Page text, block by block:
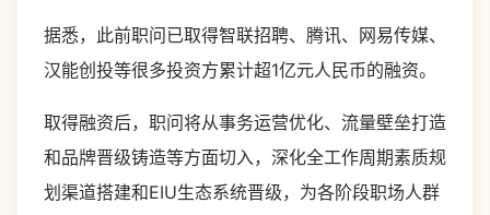
据悉，此前职问已取得智联招聘、腾讯、网易传媒、
汉能创投等很多投资方累计超1亿元人民币的融资。
取得融资后，职问将从事务运营优化、流量壁垒打造
和品牌晋级铸造等方面切入，深化全工作周期素质规
划渠道搭建和EIU生态系统晋级，为各阶段职场人群